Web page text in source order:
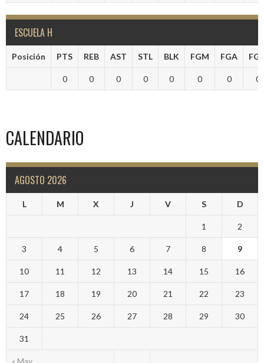
ESCUELA H
Posición PTS REB AST STL BLK FGM FGA
0 0 0 0 0 0 0 0
CALENDARIO
AGOSTO 2026
L M X J V S D
« May
1 2
3 4 5 6 7 8 9
10 11 12 13 14 15 16
17 18 19 20 21 22 23
24 25 26 27 28 29 30
31